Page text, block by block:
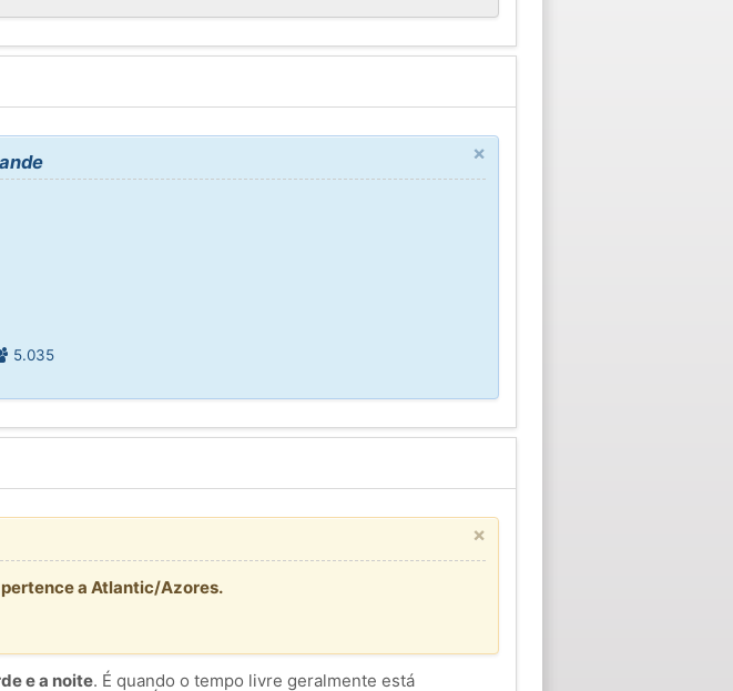
×
5.035
×
pertence a Atlantic/Azores.
e a noite. É quando o tempo livre geralmente está